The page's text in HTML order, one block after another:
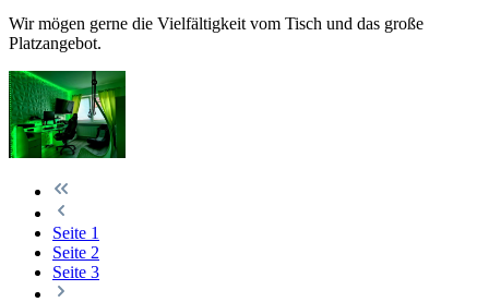
Wir mögen gerne die Vielfältigkeit vom Tisch und das große
Platzangebot.
Seite 1
Seite 2
Seite 3